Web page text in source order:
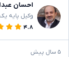
احسان
وکیل پایه
۴.۸
۵ سال پیش